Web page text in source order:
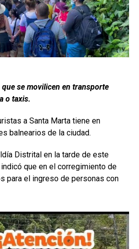
se movilicen en transporte
o taxis.
a Santa Marta tiene en
balnearios de la ciudad.
Distrital en la tarde de este
que en el corregimiento de
para el ingreso de personas con